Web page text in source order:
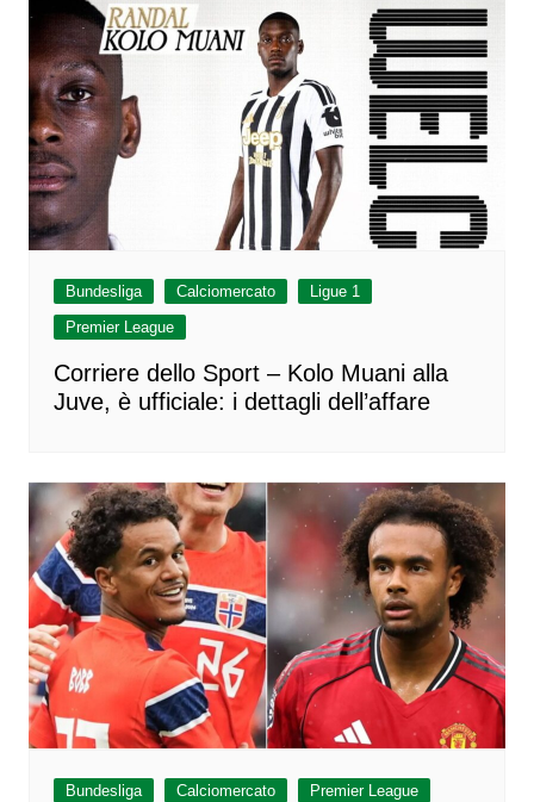
Bundesliga Calciomercato
Ligue 1
Premier League
Corriere dello Sport – Kolo Muani alla
Juve, è ufficiale: i dettagli dell’affare
Bundesliga Calciomercato Premier League